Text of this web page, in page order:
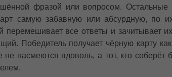
фразой или вопросом. Остальные
самую забавную или абсурдную, по
перемешивает все ответы и зачитывает
Победитель получает чёрную карту
не насмеются вдоволь, а тот, кто соберёт